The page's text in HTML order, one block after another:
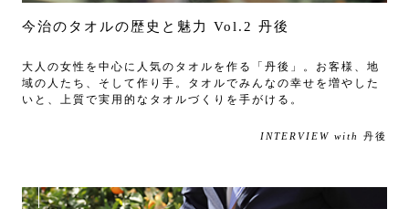
今治のタオルの歴史と魅力 Vol.2 丹後
大人の女性を中心に人気のタオルを作る「丹後」。お客様、地
域の人たち、そして作り手。タオルでみんなの幸せを増やした
いと、上質で実用的なタオルづくりを手がける。
INTERVIEW with 丹後